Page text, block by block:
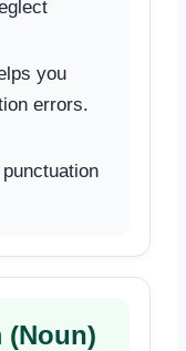
you
errors.
punctuation
(Noun)